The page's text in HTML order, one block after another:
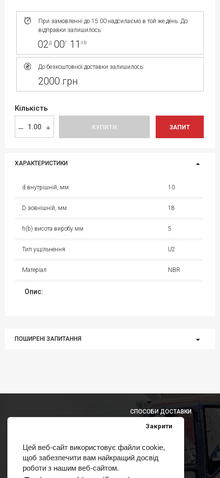
Цей веб-сайт використовує файли cookie,
щоб забезпечити вам найкращий досвід
роботи з нашим веб-сайтом.
Закрити
При замовленні до 15:00 надсилаємо в той же день. До
відправки залишилось:
02д 00г 11хв
До безкоштовної доставки залишилось:
2000 грн
Кількість
КУПИТИ ЗАПИТ
ХАРАКТЕРИСТИКИ
d внутрішній, мм 10
D зовнішній, мм 18
h(b) висота виробу мм 5
Тип ущільнення U2
Матеріал NBR
Опис:
ПОШИРЕНІ ЗАПИТАННЯ
СПОСОБИ ДОСТАВКИ
СПОСОБИ ОПЛАТИ